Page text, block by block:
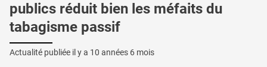
publics réduit bien les méfaits du
tabagisme passif
Actualité publiée il y a 10 années 6 mois